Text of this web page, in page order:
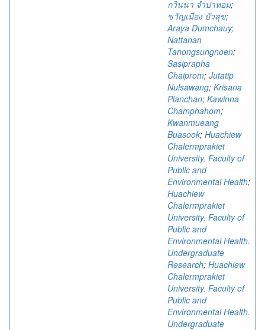
กวินนา จำปาหอม;
ขวัญเมือง บัวสุข;
Araya Dumchauy;
Nattanan
Tanongsungnoen;
Sasiprapha
Chaiprom; Jutatip
Nulsawang; Krisana
Pianchan; Kawinna
Champhahom;
Kwanmueang
Buasook; Huachiew
Chalermprakiet
University. Faculty of
Public and
Environmental Health;
Huachiew
Chalermprakiet
University. Faculty of
Public and
Environmental Health.
Undergraduate
Research; Huachiew
Chalermprakiet
University. Faculty of
Public and
Environmental Health.
Undergraduate